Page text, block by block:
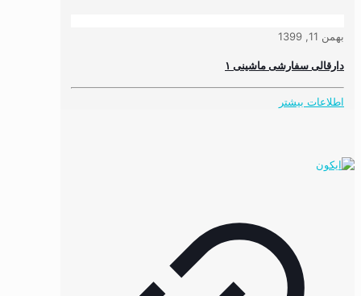
بهمن 11, 1399
دارقالی سفارشی ماشینی ۱
اطلاعات بیشتر